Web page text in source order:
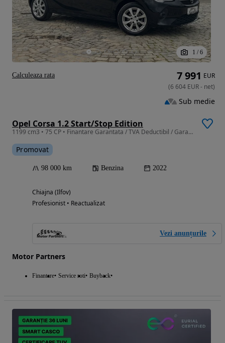
1 / 6
Opel Corsa 1.2 Start/Stop Edition
1199 cm3 • 75 CP • Finantare Garantata / TVA Deductibil / Garantie 12 luni / Istoric.
Promovat
98 000 km Benzina 2022
Chiajna (Ilfov)
Profesionist • Reactualizat
Vezi anunțurile
Motor Partners
Finantare Service roti Buyback
7 991 EUR
(6 604 EUR- net)
Sub medie
Calculeaza rata